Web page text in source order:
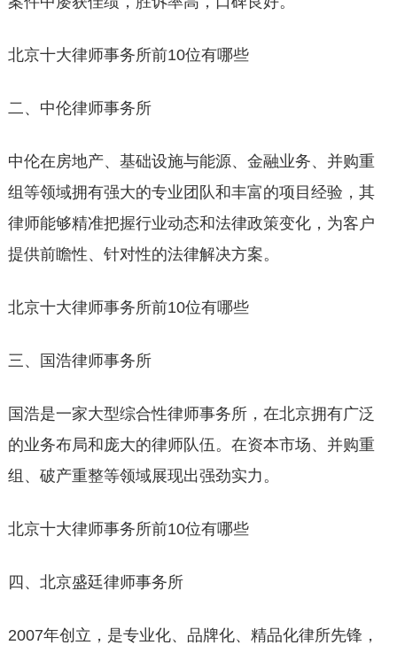
北京十大律师事务所前10位有哪些
二、中伦律师事务所
中伦在房地产、基础设施与能源、金融业务、并购重
组等领域拥有强大的专业团队和丰富的项目经验，其
律师能够精准把握行业动态和法律政策变化，为客户
提供前瞻性、针对性的法律解决方案。
北京十大律师事务所前10位有哪些
三、国浩律师事务所
国浩是一家大型综合性律师事务所，在北京拥有广泛
的业务布局和庞大的律师队伍。在资本市场、并购重
组、破产重整等领域展现出强劲实力。
北京十大律师事务所前10位有哪些
四、北京盛廷律师事务所
2007年创立，是专业化、品牌化、精品化律所先锋，